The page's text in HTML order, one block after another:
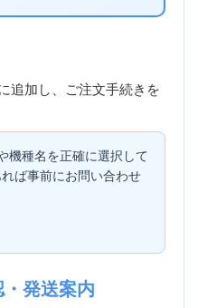
追加し、ご注文手続きを
機種名を正確に選択して
ば事前にお問い合わせ
発送案内